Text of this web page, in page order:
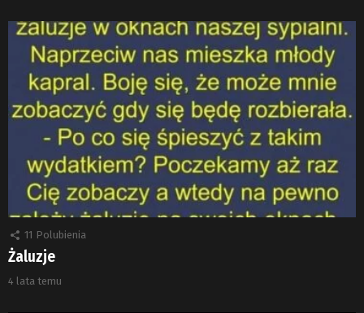
11 Polubienia
Żaluzje
4 lata temu